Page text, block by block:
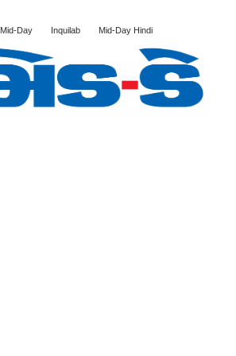
Mid-Day Inquilab Mid-Day Hindi